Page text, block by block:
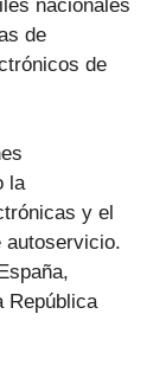
nacionales
de
de
la
y el
autoservicio.
República